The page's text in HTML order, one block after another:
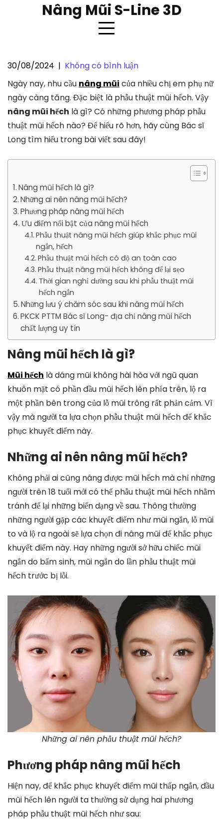
Nâng Mũi S-Line 3D
Nâng mũi hếch là gì? Các
phương pháp nâng mũi hếch hiện
nay
30/08/2024 | Không có bình luận
Ngày nay, nhu cầu nâng mũi của nhiều chị em phụ nữ
ngày càng tăng. Đặc biệt là phẫu thuật mũi hếch. Vậy
nâng mũi hếch là gì? Có những phương pháp phẫu
thuật mũi hếch nào? Để hiểu rõ hơn, hãy cùng Bác sĩ
Long tìm hiểu trong bài viết sau đây!
Nâng mũi hếch là gì?
Những ai nên nâng mũi hếch?
Phương pháp nâng mũi hếch
Ưu điểm nổi bật của nâng mũi hếch
Phẫu thuật nâng mũi hếch giúp khắc phục mũi
ngắn, hếch
Phẫu thuật mũi hếch có độ an toàn cao
Phẫu thuật nâng mũi hếch không để lại sẹo
Thời gian nghỉ dưỡng sau khi phẫu thuật mũi
hếch ngắn
Những lưu ý chăm sóc sau khi nâng mũi hếch
PKCK PTTM Bác sĩ Long- địa chỉ nâng mũi hếch
chất lượng uy tín
Nâng mũi hếch là gì?
Mũi hếch là dáng mũi không hài hòa với ngũ quan
khuôn mặt có phần đầu mũi hếch lên phía trên, lộ ra
một phần bên trong của lỗ mũi trông rất phản cảm. Vì
vậy mà người ta lựa chọn phẫu thuật mũi hếch để khắc
phục khuyết điểm này.
Những ai nên nâng mũi hếch?
Không phải ai cũng nâng được mũi hếch mà chỉ những
người trên 18 tuổi mới có thể phẫu thuật mũi hếch nhằm
tránh để lại những biến dạng về sau. Thông thường
những người gặp các khuyết điểm như mũi ngắn, lỗ mũi
to và lộ ra ngoài sẽ lựa chọn đi nâng mũi để khắc phục
khuyết điểm này. Hay những người sở hữu chiếc mũi
ngắn do bẩm sinh, mũi ngắn do lần phẫu thuật mũi
hếch trước bị lỗi.
Những ai nên phẫu thuật mũi hếch?
Phương pháp nâng mũi hếch
Hiện nay, để khắc phục khuyết điểm mũi thấp ngắn, đầu
mũi hếch lên người ta thường sử dụng hai phương
pháp phẫu thuật mũi hếch như sau: